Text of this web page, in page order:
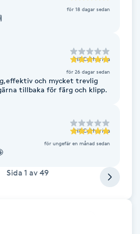
för 18 dagar sedan
till Catharina
för 26 dagar sedan
och mycket trevlig
tillbaka för färg och klipp.
till Catharina
för ungefär en månad sedan
Sida 1 av 49